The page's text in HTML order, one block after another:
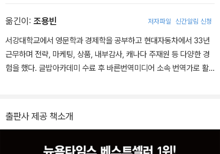
않는 것을 보는 법』 『어떻게 일을 사랑할 것인가』 『메타버스 모든 것
의 혁명』 『변화하는 세계 질서』(공역) 『레이 달리오의 금융 위기 템플
릿』(공역) 등이 있다.
옮긴이: 조용빈 저자파일 신간알림 신청
서강대학교에서 영문학과 경제학을 공부하고 현대자동차에서 33년
근무하며 전략, 마케팅, 상품, 내부감사, 캐나다 주재원 등 다양한 경
험을 했다. 글밥아카데미 수료 후 바른번역미디어 소속 번역가로 활
출판사 제공 책소개